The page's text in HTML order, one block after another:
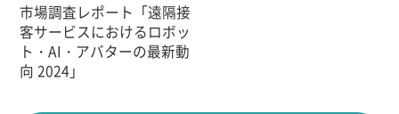
市場調査レポート「遠隔接
客サービスにおけるロボッ
ト・AI・アバターの最新動
向 2024」